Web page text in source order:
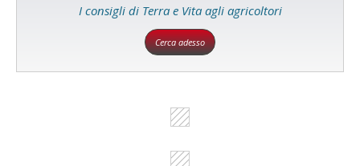
I consigli di Terra e Vita agli agricoltori
Cerca adesso